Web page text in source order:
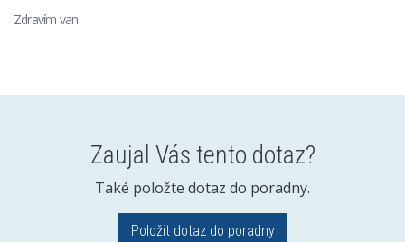
Zdravím van
Zaujal Vás tento dotaz?
Také položte dotaz do poradny.
Položit dotaz do poradny